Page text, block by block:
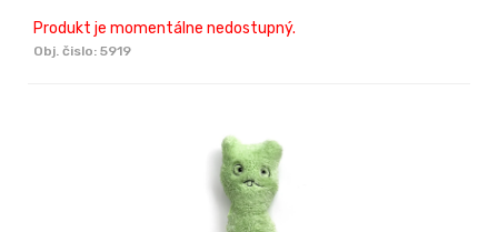
Produkt je momentálne nedostupný.
Obj. čislo: 5919